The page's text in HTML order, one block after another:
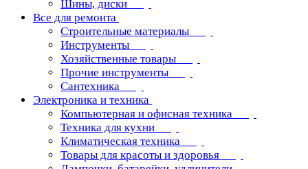
Шины, диски
Все для ремонта
Строительные материалы
Инструменты
Хозяйственные товары
Прочие инструменты
Сантехника
Электроника и техника
Компьютерная и офисная техника
Техника для кухни
Климатическая техника
Товары для красоты и здоровья